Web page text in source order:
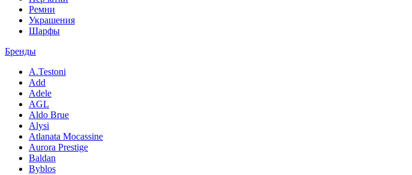
Ремни
Украшения
Шарфы
Бренды
A.Testoni
Add
Adele
AGL
Aldo Brue
Alysi
Atlanata Mocassine
Aurora Prestige
Baldan
Byblos